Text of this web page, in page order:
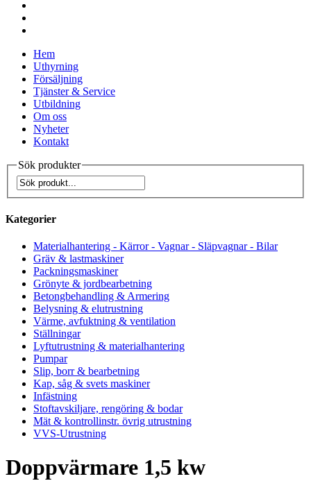
Hem
Uthyrning
Försäljning
Tjänster & Service
Utbildning
Om oss
Nyheter
Kontakt
Sök produkter
Kategorier
Materialhantering - Kärror - Vagnar - Släpvagnar - Bilar
Gräv & lastmaskiner
Packningsmaskiner
Grönyte & jordbearbetning
Betongbehandling & Armering
Belysning & elutrustning
Värme, avfuktning & ventilation
Ställningar
Lyftutrustning & materialhantering
Pumpar
Slip, borr & bearbetning
Kap, såg & svets maskiner
Infästning
Stoftavskiljare, rengöring & bodar
Mät & kontrollinstr. övrig utrustning
VVS-Utrustning
Doppvärmare 1,5 kw